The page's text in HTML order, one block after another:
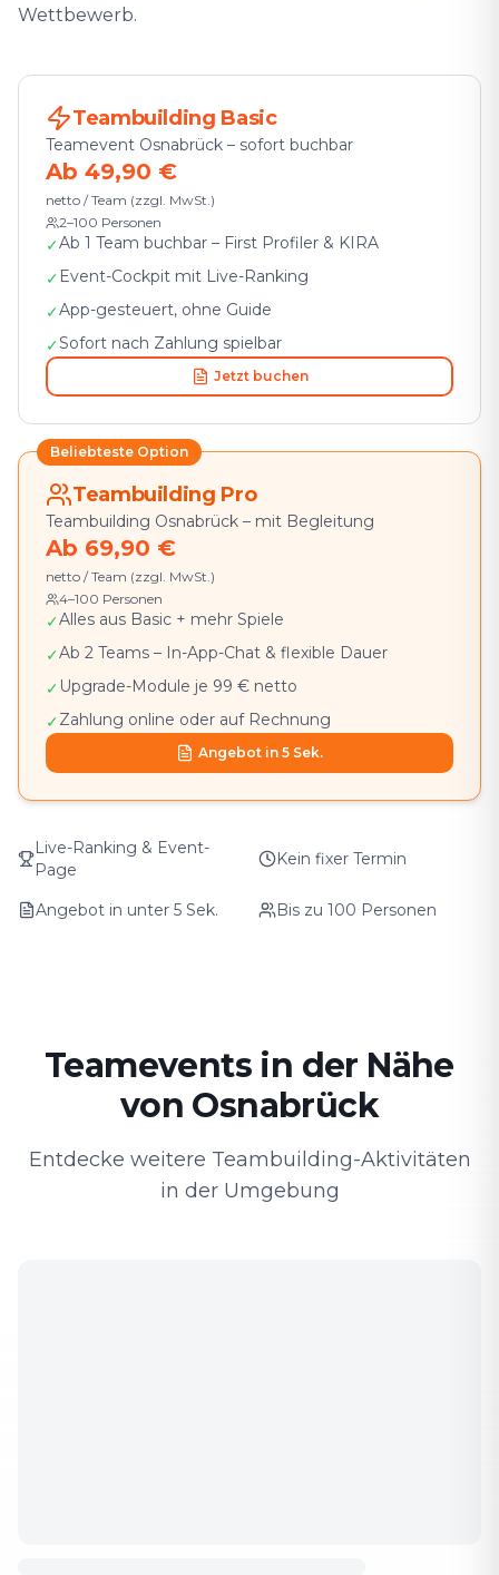
Wettbewerb.
Teambuilding Basic
Teamevent Osnabrück – sofort buchbar
Ab 49,90 €
netto / Team (zzgl. MwSt.)
2–100 Personen
✓Ab 1 Team buchbar – First Profiler & KIRA
✓ Event-Cockpit mit Live-Ranking
✓App-gesteuert, ohne Guide
✓Sofort nach Zahlung spielbar
Jetzt buchen
Beliebteste Option
Teambuilding Pro
Teambuilding Osnabrück – mit Begleitung
Ab 69,90 €
netto / Team (zzgl. MwSt.)
4–100 Personen
✓Alles aus Basic + mehr Spiele
✓Ab 2 Teams – In-App-Chat & flexible Dauer
✓ Upgrade-Module je 99 € netto
✓Zahlung online oder auf Rechnung
Angebot in 5 Sek.
Live-Ranking & Event-
Page
Kein fixer Termin
Angebot in unter 5 Sek. Bis zu 100 Personen
Teamevents in der Nähe
von Osnabrück
Entdecke weitere Teambuilding-Aktivitäten
in der Umgebung